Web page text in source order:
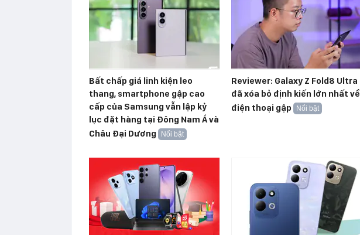
Bất chấp giá linh kiện leo
thang, smartphone gập cao
cấp của Samsung vẫn lập kỷ
lục đặt hàng tại Đông Nam Á và
Châu Đại Dương
Nổi bật
Reviewer: Galaxy Z Fold8 Ultra
đã xóa bỏ định kiến lớn nhất về
điện thoại gập
Nổi bật